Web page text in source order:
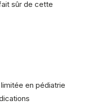
sûr de cette
en pédiatrie